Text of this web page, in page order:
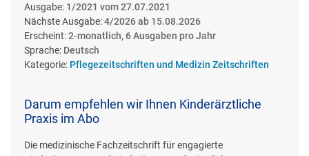
Ausgabe: 1/2021 vom 27.07.2021
Nächste Ausgabe:4/2026 ab 15.08.2026
Erscheint:2-monatlich, 6 Ausgaben pro Jahr
Sprache: Deutsch
Kategorie: Pflegezeitschriften und Medizin Zeitschriften
Darum empfehlen wir Ihnen Kinderärztliche
Praxis im Abo
Die medizinische Fachzeitschrift für engagierte